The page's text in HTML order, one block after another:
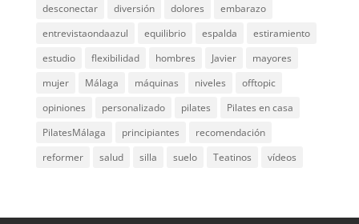
desconectar
diversión dolores
embarazo
entrevistaondaazul
equilibrio espalda
estiramiento
estudio
flexibilidad hombres Javier
mayores
mujer
Málaga máquinas niveles
offtopic
opiniones
personalizado pilates
Pilates en casa
PilatesMálaga
principiantes
recomendación
reformer
salud silla suelo Teatinos vídeos